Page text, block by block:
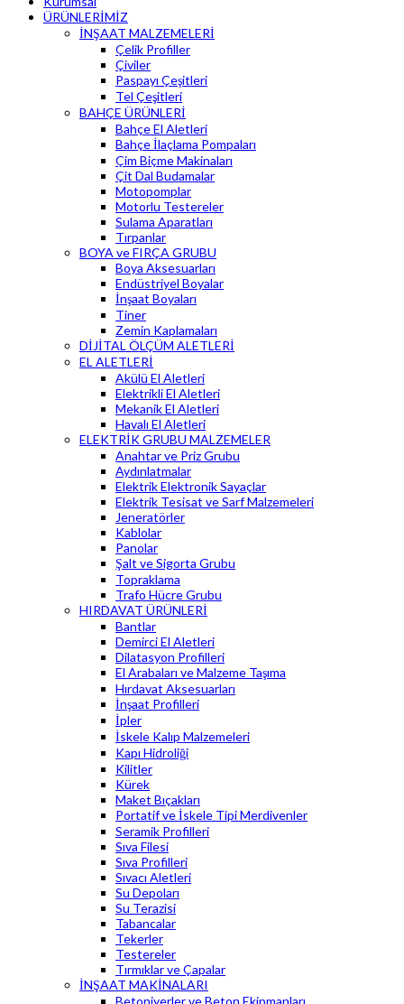
ÜRÜNLERİMİZ
İNŞAAT MALZEMELERİ
Çelik Profiller
Çiviler
Paspayı Çeşitleri
Tel Çeşitleri
BAHÇE ÜRÜNLERİ
Bahçe El Aletleri
Bahçe İlaçlama Pompaları
Çim Biçme Makinaları
Çit Dal Budamalar
Motopomplar
Motorlu Testereler
Sulama Aparatları
Tırpanlar
BOYA ve FIRÇA GRUBU
Boya Aksesuarları
Endüstriyel Boyalar
İnşaat Boyaları
Tiner
Zemin Kaplamaları
DİJİTAL ÖLÇÜM ALETLERİ
EL ALETLERİ
Akülü El Aletleri
Elektrikli El Aletleri
Mekanik El Aletleri
Havalı El Aletleri
ELEKTRİK GRUBU MALZEMELER
Anahtar ve Priz Grubu
Aydınlatmalar
Elektrik Elektronik Sayaçlar
Elektrik Tesisat ve Sarf Malzemeleri
Jeneratörler
Kablolar
Panolar
Şalt ve Sigorta Grubu
Topraklama
Trafo Hücre Grubu
HIRDAVAT ÜRÜNLERİ
Bantlar
Demirci El Aletleri
Dilatasyon Profilleri
El Arabaları ve Malzeme Taşıma
Hırdavat Aksesuarları
İnşaat Profilleri
İpler
İskele Kalıp Malzemeleri
Kapı Hidroliği
Kilitler
Kürek
Maket Bıçakları
Portatif ve İskele Tipi Merdivenler
Seramik Profilleri
Sıva Filesi
Sıva Profilleri
Sıvacı Aletleri
Su Depoları
Su Terazisi
Tabancalar
Tekerler
Testereler
Tırmıklar ve Çapalar
İNŞAAT MAKİNALARI
Betoniyerler ve Beton Ekipmanları